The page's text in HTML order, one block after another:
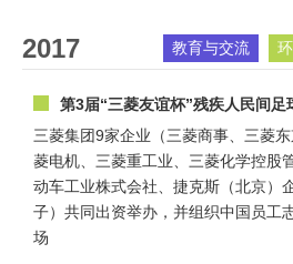
2017 教育与交流
第3届“三菱友谊杯”残疾人民间足
三菱集团9家企业（三菱商事、三菱
菱电机、三菱重工业、三菱化学控股
动车工业株式会社、捷克斯（北京）
子）共同出资举办，并组织中国员工
场